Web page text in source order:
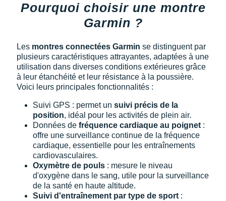
Pourquoi choisir une montre
Garmin ?
Les montres connectées Garmin se distinguent par
plusieurs caractéristiques attrayantes, adaptées à une
utilisation dans diverses conditions extérieures grâce
à leur étanchéité et leur résistance à la poussière.
Voici leurs principales fonctionnalités :
Suivi GPS : permet un suivi précis de la
position, idéal pour les activités de plein air.
Données de fréquence cardiaque au poignet :
offre une surveillance continue de la fréquence
cardiaque, essentielle pour les entraînements
cardiovasculaires.
Oxymètre de pouls : mesure le niveau
d'oxygène dans le sang, utile pour la surveillance
de la santé en haute altitude.
Suivi d'entraînement par type de sport :